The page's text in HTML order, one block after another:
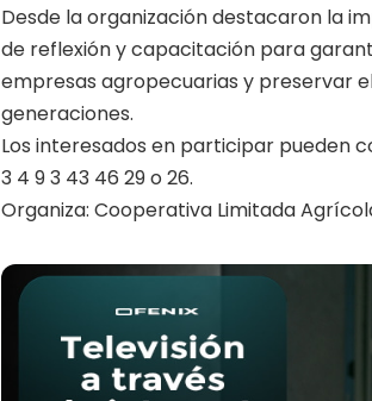
Desde la organización destacaron la
de reflexión y capacitación para
empresas agropecuarias y preservar
generaciones.
Los interesados en participar pueden
3 4 9 3 43 46 29 o 26.
Organiza: Cooperativa Limitada